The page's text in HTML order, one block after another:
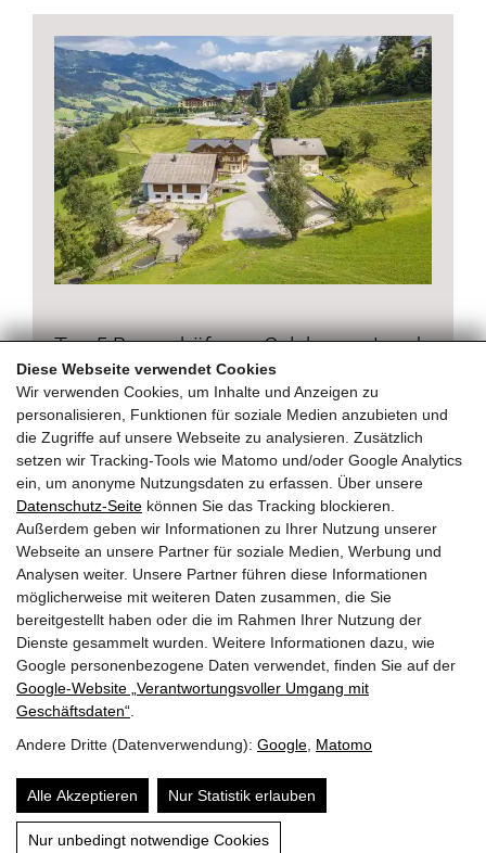
Top 5 Bauernhöfe am Salzburger Land
„Urlaub am Bauernhof“ vermittelt ländliche
Urlaubserlebnisse auf wunderschönen
Bauernhöfen im SalzburgerLand Ein Urlaub am
Bauernhof…
Weiterlesen
Maurachhof
Familie Gruber
Alpendorfstraße 28
5600 St. Johann im Pongau
Diese Webseite verwendet Cookies
Wir verwenden Cookies, um Inhalte und Anzeigen zu
personalisieren, Funktionen für soziale Medien anzubieten und
die Zugriffe auf unsere Webseite zu analysieren. Zusätzlich
setzen wir Tracking-Tools wie Matomo und/oder Google Analytics
ein, um anonyme Nutzungsdaten zu erfassen. Über unsere
Datenschutz-Seite können Sie das Tracking blockieren.
Außerdem geben wir Informationen zu Ihrer Nutzung unserer
Webseite an unsere Partner für soziale Medien, Werbung und
Analysen weiter. Unsere Partner führen diese Informationen
möglicherweise mit weiteren Daten zusammen, die Sie
bereitgestellt haben oder die im Rahmen Ihrer Nutzung der
Dienste gesammelt wurden. Weitere Informationen dazu, wie
Google personenbezogene Daten verwendet, finden Sie auf der
Google‑Website „Verantwortungsvoller Umgang mit
Geschäftsdaten“
Andere Dritte (Datenverwendung): Google Matomo
Alle Akzeptieren Nur Statistik erlauben
Nur unbedingt notwendige Cookies